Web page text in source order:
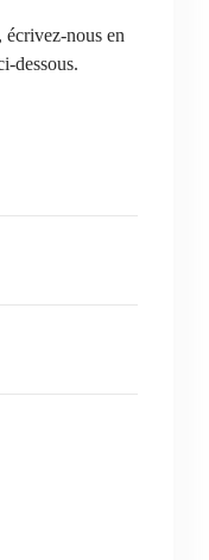
nous en
dessous.